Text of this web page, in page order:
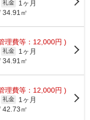
礼金
1ヶ月
34.91㎡
理費等：12,000円 )
礼金
1ヶ月
34.91㎡
理費等：12,000円 )
礼金
1ヶ月
42.73㎡